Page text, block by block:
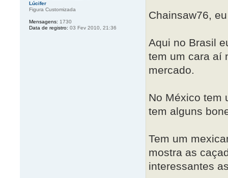
Chainsaw76,
Aqui no Brasil
tem um cara aí
mercado.
No México tem
tem alguns
Tem um
mostra as
interessantes
Lúcifer
Figura Customizada
Mensagens: 1730
Data de registro: 03 Fev 2010, 21:36